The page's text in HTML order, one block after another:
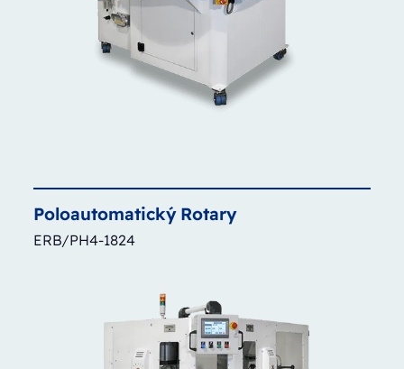
Poloautomatický Rotary
ERB/PH4-1824